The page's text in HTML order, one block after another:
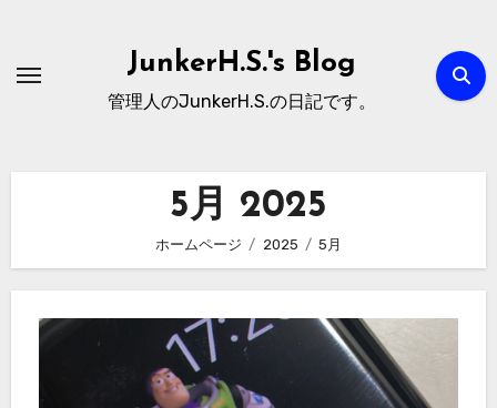
JunkerH.S.'s Blog
管理人のJunkerH.S.の日記です。
5月 2025
ホームページ 2025 5月